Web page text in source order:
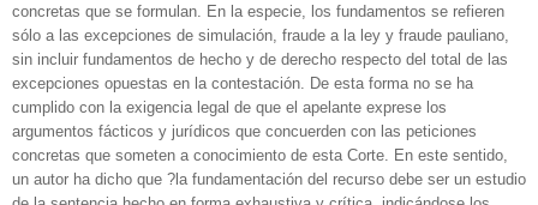
concretas que se formulan. En la especie, los fundamentos se refieren
sólo a las excepciones de simulación, fraude a la ley y fraude pauliano,
sin incluir fundamentos de hecho y de derecho respecto del total de las
excepciones opuestas en la contestación. De esta forma no se ha
cumplido con la exigencia legal de que el apelante exprese los
argumentos fácticos y jurídicos que concuerden con las peticiones
concretas que someten a conocimiento de esta Corte. En este sentido,
un autor ha dicho que ?la fundamentación del recurso debe ser un estudio